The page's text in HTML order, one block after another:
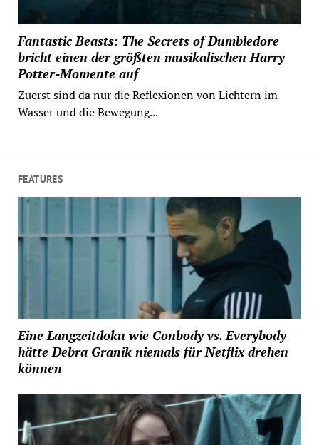
Fantastic Beasts: The Secrets of Dumbledore
bricht einen der größten musikalischen Harry
Potter-Momente auf
Zuerst sind da nur die Reflexionen von Lichtern im
Wasser und die Bewegung...
FEATURES
Eine Langzeitdoku wie Conbody vs. Everybody
hätte Debra Granik niemals für Netflix drehen
können